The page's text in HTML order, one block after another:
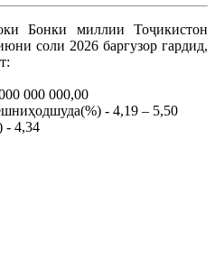
Бонки миллии Тоҷикистон
соли 2026 баргузор гардид,
000 000,00
- 4,19 – 5,50
- 4,34